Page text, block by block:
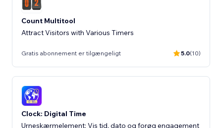
Count Multitool
Attract Visitors with Various Timers
Gratis abonnement er tilgængeligt 5.0(10)
Clock: Digital Time
Urneskærmelement: Vis tid, dato og forøg engagement